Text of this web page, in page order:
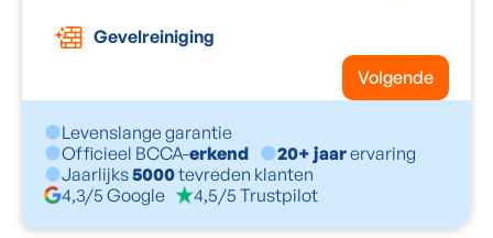
Gevelreiniging
Volgende
Levenslange garantie
Officieel BCCA-erkend 20+ jaarervaring
Jaarlijks5000tevreden klanten
4,3/5 Google
4,5/5 Trustpilot